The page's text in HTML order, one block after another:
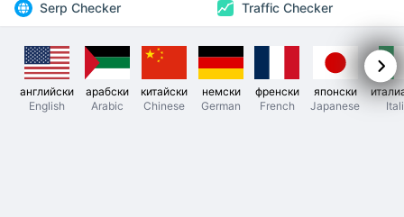
Serp Checker
Traffic Checker
английски
English
арабски
Arabic
китайски
Chinese
немски
German
френски
French
японски
Japanese